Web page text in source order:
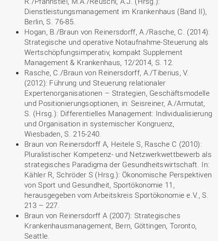
Dienstleistungsmanagement im Krankenhaus (Band II),
Berlin, S. 76-85.
Hogan, B./Braun von Reinersdorff, A./Rasche, C. (2014):
Strategische und operative Notaufnahme-Steuerung als
Wertschöpfungsimperativ, kompakt Supplement
Management & Krankenhaus, 12/2014, S. 12.
Rasche, C./Braun von Reinersdorff, A./Tiberius, V.
(2012): Führung und Steuerung relationaler
Expertenorganisationen – Strategien, Geschäftsmodelle
und Positionierungsoptionen, in: Seisreiner, A./Armutat,
S. (Hrsg.): Differentielles Management: Individualisierung
und Organisation in systemischer Kongruenz,
Wiesbaden, S. 215-240.
Braun von Reinersdorff A, Heitele S, Rasche C (2010):
Pluralistischer Kompetenz- und Netzwerkwettbewerb als
strategisches Paradigma der Gesundheitswirtschaft. In:
Kähler R, Schröder S (Hrsg.): Ökonomische Perspektiven
von Sport und Gesundheit, Sportökonomie 11,
herausgegeben vom Arbeitskreis Sportökonomie e.V., S.
213 – 227.
Braun von Reinersdorff A (2007): Strategisches
Krankenhausmanagement, Bern, Göttingen, Toronto,
Seattle.